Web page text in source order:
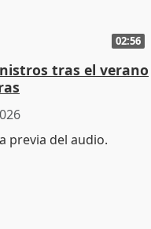
02:56
tras el verano